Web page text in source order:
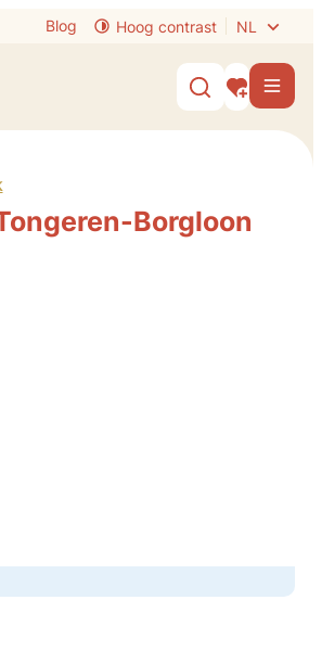
Blog Hoog contrast NL
Zoek tonen
Mijn Menu
Borgloon